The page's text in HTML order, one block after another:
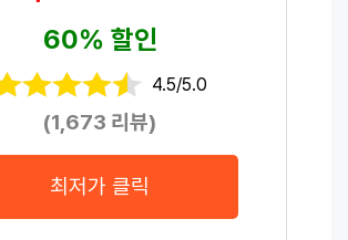
60% 할인
4.5/5.0
(1,673 리뷰)
최저가 클릭